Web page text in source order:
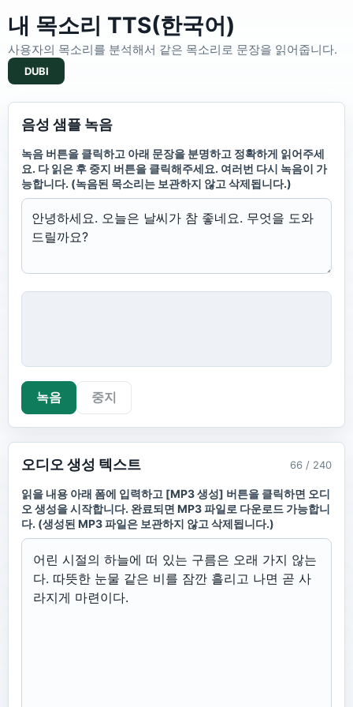
내 목소리 TTS(한국어)
사용자의 목소리를 분석해서 같은 목소리로 문장을 읽어줍니다.
DUBI
음성 샘플 녹음
녹음 버튼을 클릭하고 아래 문장을 분명하고 정확하게 읽어주세
요. 다 읽은 후 중지 버튼을 클릭해주세요. 여러번 다시 녹음이 가
능합니다. (녹음된 목소리는 보관하지 않고 삭제됩니다.)
녹음 중지
오디오 생성 텍스트 66 / 240
읽을 내용 아래 폼에 입력하고 [MP3 생성] 버튼을 클릭하면 오디
오 생성을 시작합니다. 완료되면 MP3 파일로 다운로드 가능합니
다. (생성된 MP3 파일은 보관하지 않고 삭제됩니다.)